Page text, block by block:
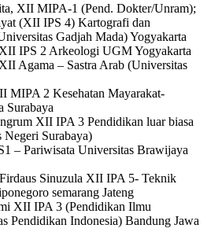
XII MIPA-1 (Pend. Dokter/Unram);
(XII IPS 4) Kartografi dan
Gadjah Mada) Yogyakarta
IPS 2 Arkeologi UGM Yogyakarta
Agama – Sastra Arab (Universitas
MIPA 2 Kesehatan Mayarakat-
Surabaya
XII IPA 3 Pendidikan luar biasa
Surabaya)
– Pariwisata Universitas Brawijaya
Sinuzula XII IPA 5- Teknik
semarang Jateng
XII IPA 3 (Pendidikan Ilmu
Pendidikan Indonesia) Bandung Jawa